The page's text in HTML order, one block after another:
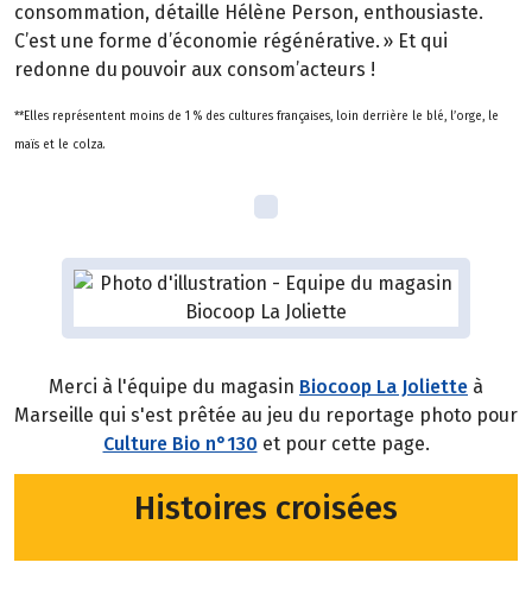
consommation, détaille Hélène Person, enthousiaste.
C’est une forme d’économie régénérative. » Et qui
redonne du pouvoir aux consom’acteurs !
**Elles représentent moins de 1 % des cultures françaises, loin derrière le blé, l’orge, le
maïs et le colza.
Merci à l'équipe du magasin Biocoop La Joliette à
Marseille qui s'est prêtée au jeu du reportage photo pour
Culture Bio n°130 et pour cette page.
Histoires croisées